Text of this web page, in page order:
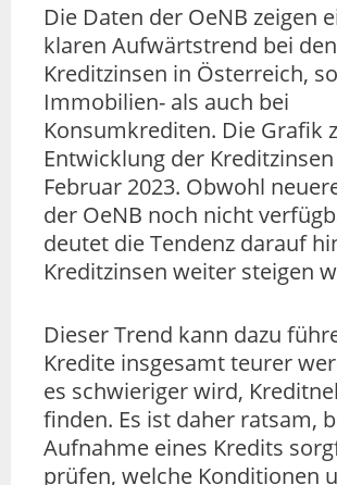
Die Daten der OeNB zeigen
klaren Aufwärtstrend bei den
Kreditzinsen in Österreich,
Immobilien- als auch bei
Konsumkrediten. Die Grafik
Entwicklung der
Februar 2023. Obwohl
der OeNB noch nicht
deutet die Tendenz darauf
Kreditzinsen weiter steigen
Dieser Trend kann dazu
Kredite insgesamt teurer
es schwieriger wird,
finden. Es ist daher ratsam,
Aufnahme eines Kredits
prüfen, welche Konditionen